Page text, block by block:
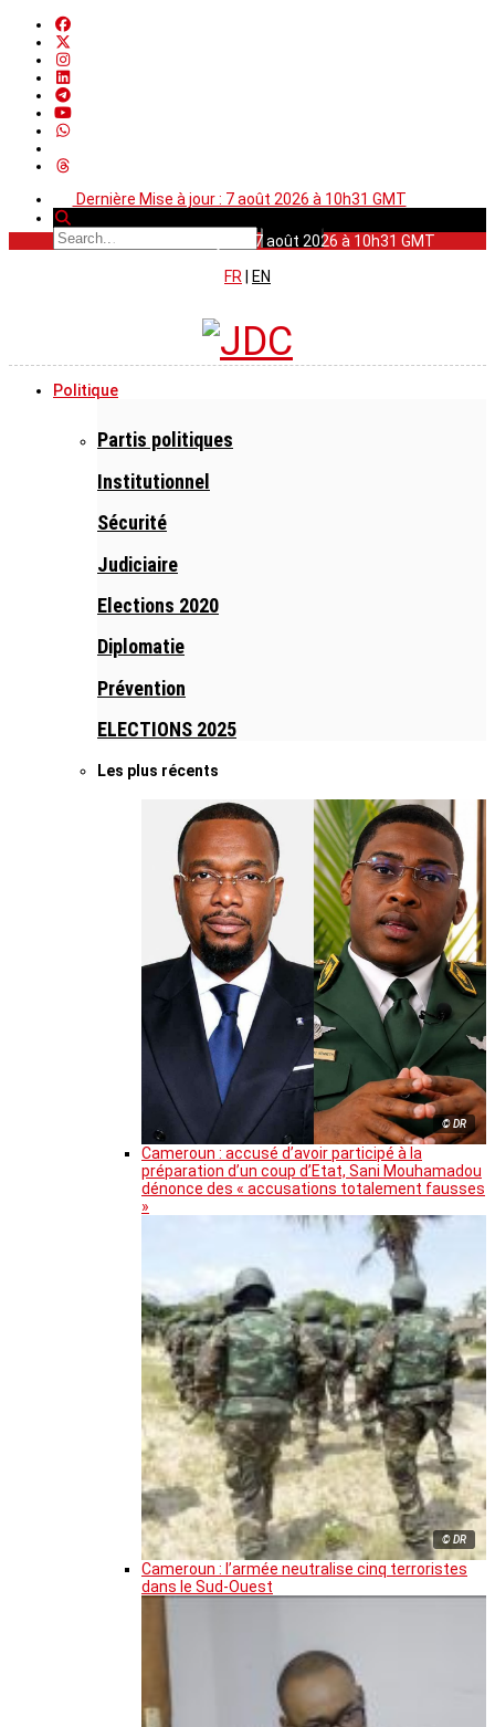
Dernière Mise à jour : 7 août 2026 à 10h31 GMT
Dernière Mise à jour : 7 août 2026 à 10h31 GMT
FR
EN
Politique
Partis politiques
Institutionnel
Sécurité
Judiciaire
Elections 2020
Diplomatie
Prévention
ELECTIONS 2025
Les plus récents
© DR
Cameroun : accusé d’avoir participé à la
préparation d’un coup d’Etat, Sani Mouhamadou
dénonce des « accusations totalement fausses
»
© DR
Cameroun : l’armée neutralise cinq terroristes
dans le Sud-Ouest